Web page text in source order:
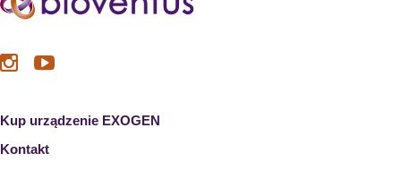
Kup urządzenie EXOGEN
Kontakt